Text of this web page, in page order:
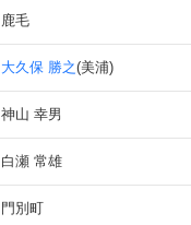
鹿毛
大久保 勝之(美浦)
神山 幸男
白瀬 常雄
門別町